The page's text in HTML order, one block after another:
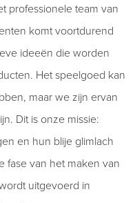
professionele team van
komt voortdurend
ideeën die worden
Het speelgoed kan
maar we zijn ervan
Dit is onze missie:
en hun blije glimlach
fase van het maken van
uitgevoerd in